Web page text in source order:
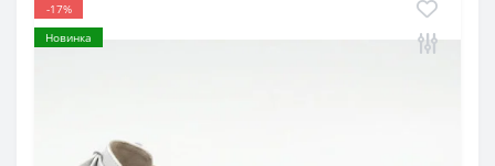
-17%
Новинка